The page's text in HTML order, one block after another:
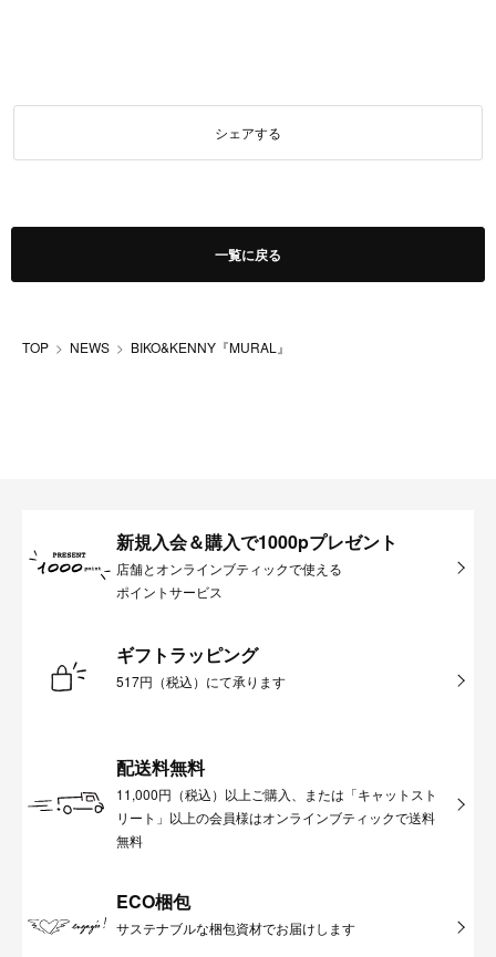
シェアする
一覧に戻る
TOP NEWS BIKO&KENNY『MURAL』
新規入会＆購入で1000pプレゼント
店舗とオンラインブティックで使える
ポイントサービス
ギフトラッピング
517円（税込）にて承ります
配送料無料
11,000円（税込）以上ご購入、または「キャットスト
リート」以上の会員様はオンラインブティックで送料
無料
ECO梱包
サステナブルな梱包資材でお届けします